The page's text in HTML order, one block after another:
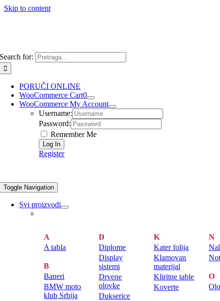
Skip to content
Search for:
PORUČI ONLINE
WooCommerce Cart0
WooCommerce My Account
Username:
Password:
Remember Me
Register
Toggle Navigation
Svi proizvodi
A
A tabla
B
Baneri
BMW moto
klub Srbija
D
Diplome
Display
sistemi
Drvene
olovke
Dukserice
K
Kater folija
Klamovan
materijal
Kliritne table
Koverte
N
O